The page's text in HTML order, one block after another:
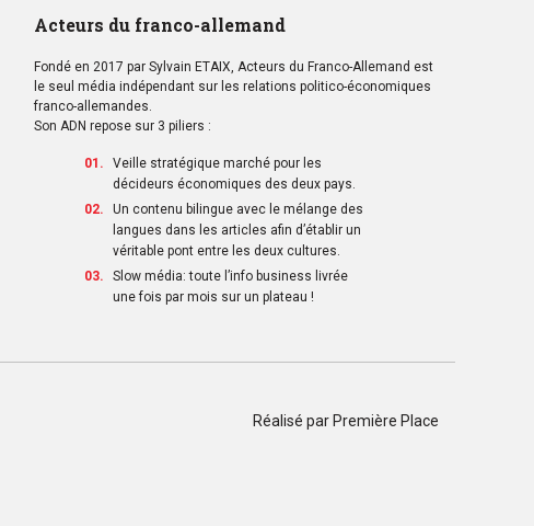
Acteurs du franco-allemand
Fondé en 2017 par Sylvain ETAIX, Acteurs du Franco-Allemand est
le seul média indépendant sur les relations politico-économiques
franco-allemandes.
Son ADN repose sur 3 piliers :
Veille stratégique marché pour les
décideurs économiques des deux pays.
Un contenu bilingue avec le mélange des
langues dans les articles afin d’établir un
véritable pont entre les deux cultures.
Slow média: toute l’info business livrée
une fois par mois sur un plateau !
Réalisé par Première Place